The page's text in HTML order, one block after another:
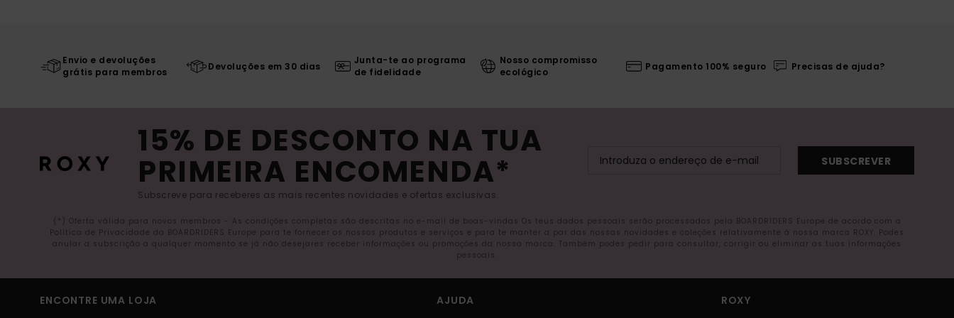
Envio e devoluções
grátis para membros
Devoluções em 30 dias
Junta-te ao programa
de fidelidade
Nosso compromisso
ecológico
Pagamento 100% seguro Precisas de ajuda?
15% DE DESCONTO NA TUA
PRIMEIRA ENCOMENDA*
Subscreve para receberes as mais recentes novidades e ofertas exclusivas.
SUBSCREVER
(*) Oferta válida para novos membros - As condições completas são descritas no e-mail de boas-vindas Os teus dados pessoais serão processados pela BOARDRIDERS Europe de acordo com a
Política de Privacidade da BOARDRIDERS Europe para te fornecer os nossos produtos e serviços e para te manter a par das nossas novidades e coleções relativamente à nossa marca ROXY. Podes
anular a subscrição a qualquer momento se já não desejares receber informações ou promoções da nossa marca. Também podes pedir para consultar, corrigir ou eliminar as tuas informações
pessoais.
ENCONTRE UMA LOJA AJUDA ROXY